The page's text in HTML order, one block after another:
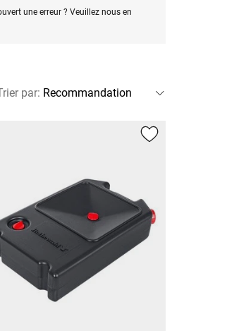
une erreur ? Veuillez nous en
par: